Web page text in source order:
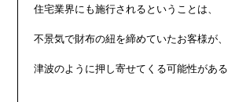
住宅業界にも施行されるということは、
不景気で財布の紐を締めていたお客様が、
津波のように押し寄せてくる可能性がある